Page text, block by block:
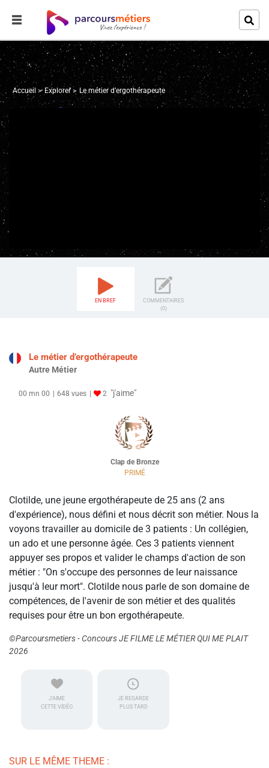
Accueil Explorer Le métier d’ergothérapeute
EN BREF
COMMENTAIRES
(0)
Le métier d’ergothérapeute
Autre Métier
00 mn 00 648 vues 2 "j'aime"
Clap de Bronze
PRIMÉ
Clotilde, une jeune ergothérapeute de 25 ans (2 ans
d'expérience), nous défini et nous décrit son métier. Nous la
voyons travailler au domicile de 3 patients : Un collégien,
un ado et une personne âgée. Ces 3 patients viennent
appuyer ses propos et valider le champs d'action de son
métier : "On s'occupe des personnes de leur naissance
jusqu'à leur mort". Clotilde nous parle de son domaine de
compétences, de l'avenir de son métier et des qualités
requises pour être un bon ergothérapeute.
©Parcoursmetiers - Concours JE FILME LE MÉTIER QUI ME PLAIT
2026
J'AIME
CETTE VIDÉO
JE REGARDE
PLUS TARD
SUR LE MÊME THEME :